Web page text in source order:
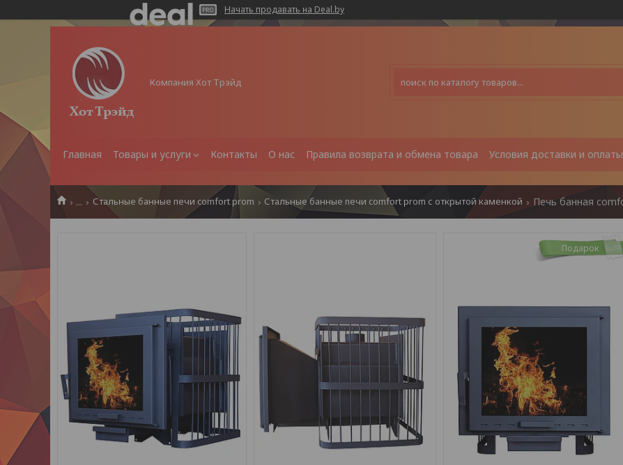
Начать продавать на Deal.by
Компания Хот Трэйд
Главная Товары и услуги Контакты О нас Правила возврата и обмена товара Условия доставки и оплаты
... Стальные банные печи comfort prom Стальные банные печи comfort prom с открытой каменкой
Подарок